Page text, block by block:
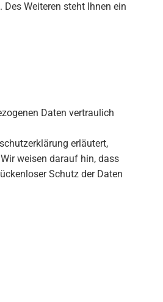
Weiteren steht Ihnen ein
Daten vertraulich
erläutert,
weisen darauf hin, dass
Schutz der Daten